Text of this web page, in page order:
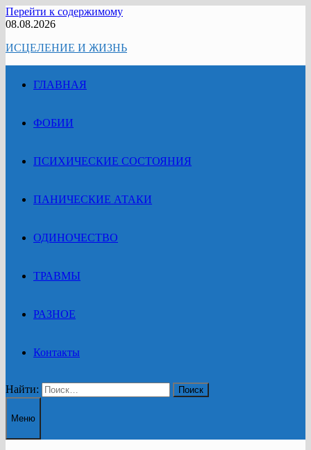
Перейти к содержимому
08.08.2026
ИСЦЕЛЕНИЕ И ЖИЗНЬ
ГЛАВНАЯ
ФОБИИ
ПСИХИЧЕСКИЕ СОСТОЯНИЯ
ПАНИЧЕСКИЕ АТАКИ
ОДИНОЧЕСТВО
ТРАВМЫ
РАЗНОЕ
Контакты
Найти:
Меню